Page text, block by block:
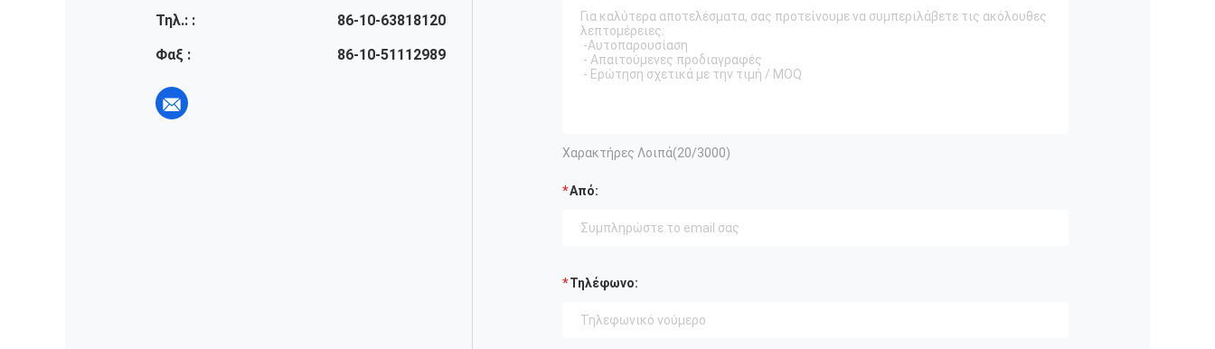
Τηλ.: :
86-10-63818120
Φαξ :
86-10-51112989
Χαρακτήρες Λοιπά(20/3000)
Από:
Τηλέφωνο: